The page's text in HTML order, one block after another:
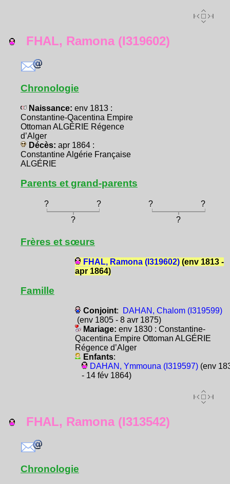
FHAL, Ramona (I319602)
Chronologie
Naissance: env 1813 :
Constantine-Qacentina Empire
Ottoman ALGÉRIE Régence
d’Alger
Décès: apr 1864 :
Constantine Algérie Française
ALGÉRIE
Parents et grand-parents
? ? ?
?
?
?
Frères et sœurs
FHAL, Ramona (I319602)(env 1813 -
apr 1864)
Famille
Conjoint:
DAHAN, Chalom (I319599)
(env 1805 - 8 avr 1875)
Mariage: env 1830 : Constantine-
Qacentina Empire Ottoman ALGÉRIE
Régence d’Alger
Enfants:
DAHAN, Ymmouna (I319597)(env
- 14 fév 1864)
FHAL, Ramona (I313542)
Chronologie